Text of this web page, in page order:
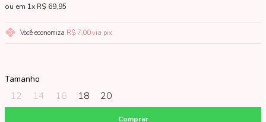
1x R$ 69,95
Você economiza R$ 7,00via pix
Tamanho
12 14 16 18 20